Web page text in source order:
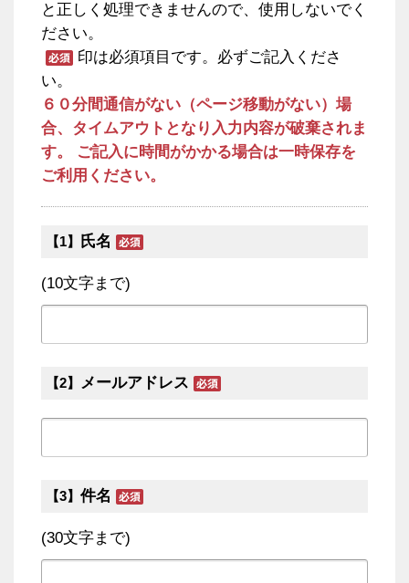
と正しく処理できませんので、使用しないでく
ださい。
印は必須項目です。必ずご記入くださ
い。
６０分間通信がない（ページ移動がない）場
合、タイムアウトとなり入力内容が破棄されま
す。 ご記入に時間がかかる場合は一時保存を
ご利用ください。
【1】 氏名
(10文字まで)
【2】 メールアドレス
【3】 件名
(30文字まで)